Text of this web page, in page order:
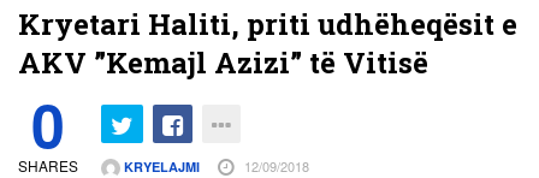
Kryetari Haliti, priti udhëheqësit e
AKV ”Kemajl Azizi” të Vitisë
0
SHARES KRYELAJMI 12/09/2018